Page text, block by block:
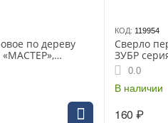
по дереву
«МАСТЕР»,
1/4", (29505-12)
КОД: 119954
Сверло
ЗУБР
14x152мм,
0.0
В наличии
160 ₽